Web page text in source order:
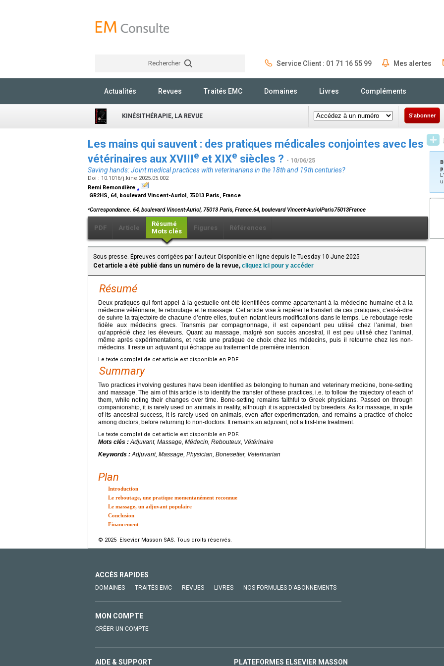
Rechercher Service Client : 01 71 16 55 99 Mes alertes
Actualités Revues Traités EMC Domaines Livres Compléments
KINÉSITHÉRAPIE, LA REVUE S'abonner
Les mains qui sauvent : des pratiques médicales conjointes avec les
vétérinaires aux XVIII
e et XIXe siècles ? - 10/06/25
Saving hands: Joint medical practices with veterinarians in the 18th and 19th centuries?
Doi : 10.1016/j.kine.2025.05.002
Remi Remondière ⁎
GR2HS, 64, boulevard Vincent-Auriol, 75013 Paris, France
⁎Correspondance. 64, boulevard Vincent-Auriol, 75013 Paris, France.64, boulevard Vincent-AuriolParis75013France
PDF Article
Résumé
Mots clés
Figures Références
Sous presse. Épreuves corrigées par l'auteur. Disponible en ligne depuis le Tuesday 10 June 2025
Cet article a été publié dans un numéro de la revue, cliquez ici pour y accéder
Résumé
Deux pratiques qui font appel à la gestuelle ont été identifiées comme appartenant à la médecine humaine et à la
médecine vétérinaire, le reboutage et le massage. Cet article vise à repérer le transfert de ces pratiques, c’est-à-dire
de suivre la trajectoire de chacune d’entre elles, tout en notant leurs modifications dans le temps. Le reboutage reste
fidèle aux médecins grecs. Transmis par compagnonnage, il est cependant peu utilisé chez l’animal, bien
qu’apprécié chez les éleveurs. Quant au massage, malgré son succès ancestral, il est peu utilisé chez l’animal,
même après expérimentations, et reste une pratique de choix chez les médecins, puis il retourne chez les non-
médecins. Il reste un adjuvant qui échappe au traitement de première intention.
Le texte complet de cet article est disponible en PDF.
Summary
Two practices involving gestures have been identified as belonging to human and veterinary medicine, bone-setting
and massage. The aim of this article is to identify the transfer of these practices, i.e. to follow the trajectory of each of
them, while noting their changes over time. Bone-setting remains faithful to Greek physicians. Passed on through
companionship, it is rarely used on animals in reality, although it is appreciated by breeders. As for massage, in spite
of its ancestral success, it is rarely used on animals, even after experimentation, and remains a practice of choice
among doctors, before returning to non-doctors. It remains an adjuvant, not a first-line treatment.
Le texte complet de cet article est disponible en PDF.
Mots clés : Adjuvant, Massage, Médecin, Rebouteux, Vétérinaire
Keywords : Adjuvant, Massage, Physician, Bonesetter, Veterinarian
Plan
Introduction
Le reboutage, une pratique momentanément reconnue
Le massage, un adjuvant populaire
Conclusion
Financement
© 2025 Elsevier Masson SAS. Tous droits réservés.
ACCÈS RAPIDES
DOMAINES TRAITÉS EMC REVUES LIVRES NOS FORMULES D'ABONNEMENTS
MON COMPTE
CRÉER UN COMPTE
AIDE & SUPPORT PLATEFORMES ELSEVIER MASSON